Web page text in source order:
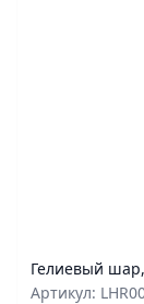
Гелиевый
Артикул: